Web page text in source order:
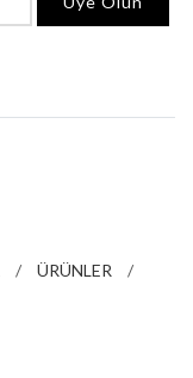
/ ÜRÜNLER
/